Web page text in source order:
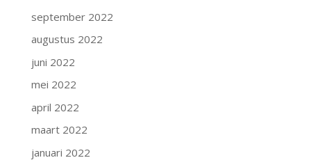
september 2022
augustus 2022
juni 2022
mei 2022
april 2022
maart 2022
januari 2022